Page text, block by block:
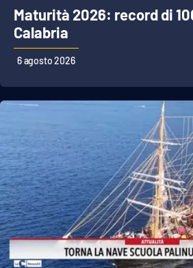
Lamezia Terme
PROGETTI
SPECIALI
LA
CALABRIAVISIONE
Destinazioni
Eventi
Food
Maturità 2026: record di
Calabria
6 agosto 2026